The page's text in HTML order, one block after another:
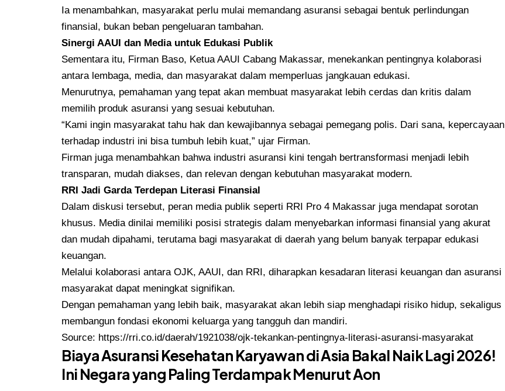
Ia menambahkan, masyarakat perlu mulai memandang asuransi sebagai bentuk perlindungan
finansial, bukan beban pengeluaran tambahan.
Sinergi AAUI dan Media untuk Edukasi Publik
Sementara itu, Firman Baso, Ketua AAUI Cabang Makassar, menekankan pentingnya kolaborasi
antara lembaga, media, dan masyarakat dalam memperluas jangkauan edukasi.
Menurutnya, pemahaman yang tepat akan membuat masyarakat lebih cerdas dan kritis dalam
memilih produk asuransi yang sesuai kebutuhan.
“Kami ingin masyarakat tahu hak dan kewajibannya sebagai pemegang polis. Dari sana, kepercayaan
terhadap industri ini bisa tumbuh lebih kuat,” ujar Firman.
Firman juga menambahkan bahwa industri asuransi kini tengah bertransformasi menjadi lebih
transparan, mudah diakses, dan relevan dengan kebutuhan masyarakat modern.
RRI Jadi Garda Terdepan Literasi Finansial
Dalam diskusi tersebut, peran media publik seperti RRI Pro 4 Makassar juga mendapat sorotan
khusus. Media dinilai memiliki posisi strategis dalam menyebarkan informasi finansial yang akurat
dan mudah dipahami, terutama bagi masyarakat di daerah yang belum banyak terpapar edukasi
keuangan.
Melalui kolaborasi antara OJK, AAUI, dan RRI, diharapkan kesadaran literasi keuangan dan asuransi
masyarakat dapat meningkat signifikan.
Dengan pemahaman yang lebih baik, masyarakat akan lebih siap menghadapi risiko hidup, sekaligus
membangun fondasi ekonomi keluarga yang tangguh dan mandiri.
Source: https://rri.co.id/daerah/1921038/ojk-tekankan-pentingnya-literasi-asuransi-masyarakat
Biaya Asuransi Kesehatan Karyawan di Asia Bakal Naik Lagi 2026!
Ini Negara yang Paling Terdampak Menurut Aon